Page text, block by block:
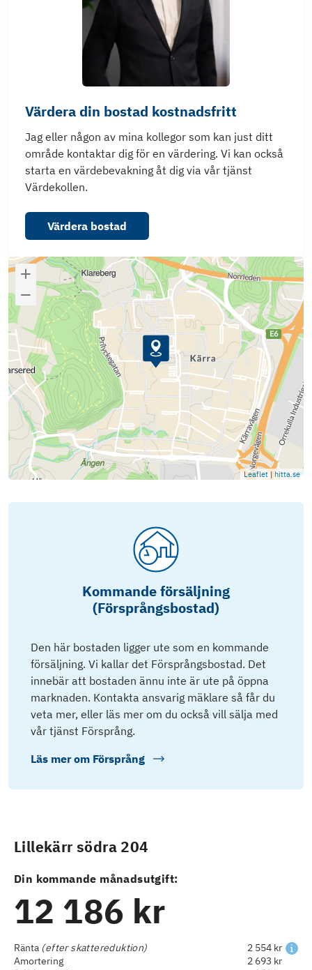
Värdera din bostad kostnadsfritt
Jag eller någon av mina kollegor som kan just ditt
område kontaktar dig för en värdering. Vi kan också
starta en värdebevakning åt dig via vår tjänst
Värdekollen.
Värdera bostad
Leaflet | hitta.se
Kommande försäljning
(Försprångsbostad)
Den här bostaden ligger ute som en kommande
försäljning. Vi kallar det Försprångsbostad. Det
innebär att bostaden ännu inte är ute på öppna
marknaden. Kontakta ansvarig mäklare så får du
veta mer, eller läs mer om du också vill sälja med
vår tjänst Försprång.
Läs mer om Försprång
Lillekärr södra 204
Din kommande månadsutgift:
12 186 kr
Ränta (efter skattereduktion)
2 554 kr
Amortering
2 693 kr